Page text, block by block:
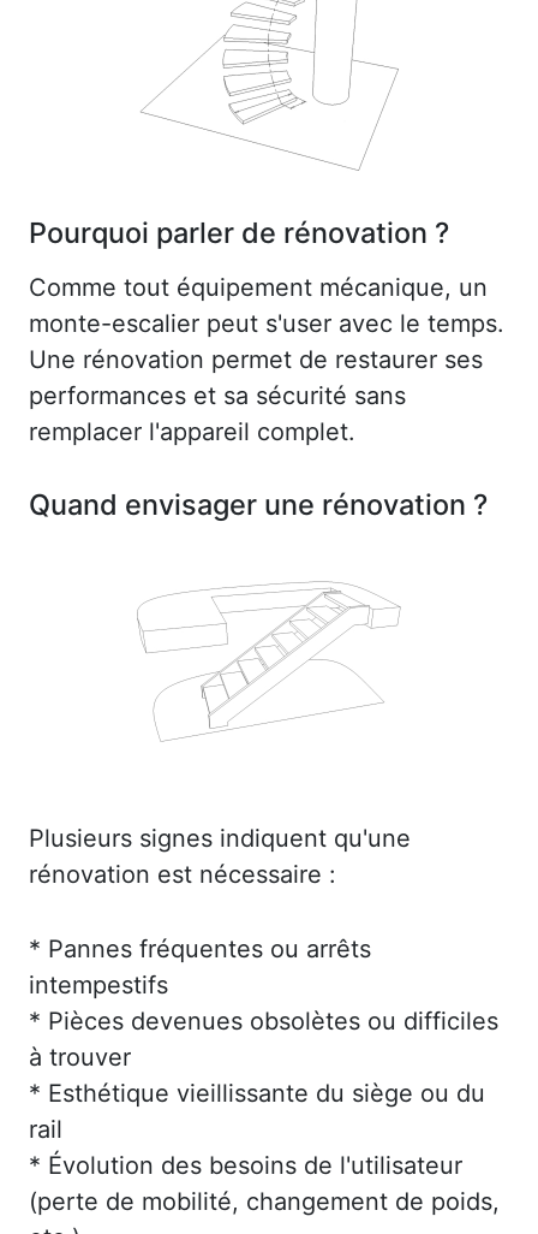
Pourquoi parler de rénovation ?
Comme tout équipement mécanique, un
monte-escalier peut s'user avec le temps.
Une rénovation permet de restaurer ses
performances et sa sécurité sans
remplacer l'appareil complet.
Quand envisager une rénovation ?
Plusieurs signes indiquent qu'une
rénovation est nécessaire :
* Pannes fréquentes ou arrêts
intempestifs
* Pièces devenues obsolètes ou difficiles
à trouver
* Esthétique vieillissante du siège ou du
rail
* Évolution des besoins de l'utilisateur
(perte de mobilité, changement de poids,